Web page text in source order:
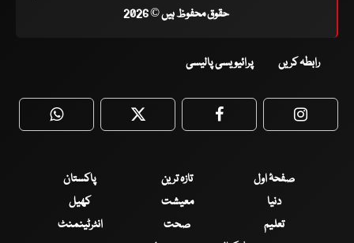
حقوق محفوظ ہیں © 2026
رابطہ کریں پرائیویسی پالیسی
WhatsApp Twitter Facebook
صفحۂ اول تازہ ترین
پاکستان
دنیا
معیشت
کھیل
تعلیم
صحت
انٹرٹینمنٹ